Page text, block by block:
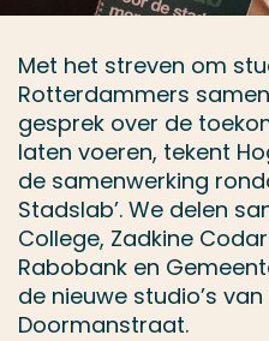
Met het streven om
Rotterdammers
gesprek over de
laten voeren, tekent
de samenwerking
Stadslab’. We delen
College, Zadkine
Rabobank en
de nieuwe studio’s
Doormanstraat.